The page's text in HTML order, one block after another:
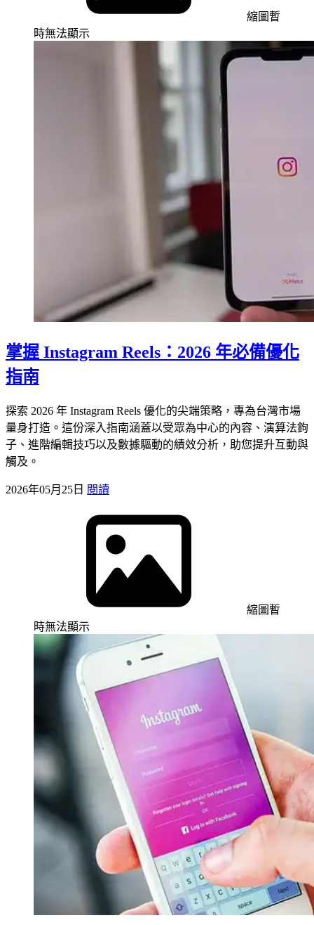
縮圖暫
時無法顯示
掌握 Instagram Reels：2026 年必備優化
指南
探索 2026 年 Instagram Reels 優化的尖端策略，專為台灣市場
量身打造。這份深入指南涵蓋以受眾為中心的內容、演算法鉤
子、進階編輯技巧以及數據驅動的績效分析，助您提升互動與
觸及。
2026年05月25日 閱讀
縮圖暫
時無法顯示